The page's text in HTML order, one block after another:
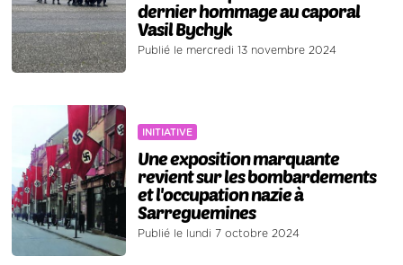
dernier hommage au caporal
Vasil Bychyk
Publié le mercredi 13 novembre 2024
INITIATIVE
Une exposition marquante
revient sur les bombardements
et l'occupation nazie à
Sarreguemines
Publié le lundi 7 octobre 2024